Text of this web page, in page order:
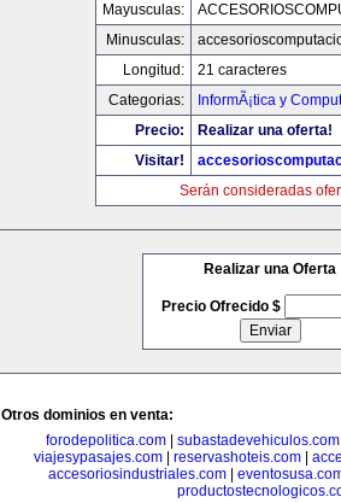
Mayusculas:
Minusculas:
Longitud:
21 caracteres
Categorias:
InformÃ¡tica y
Precio:
Realizar una oferta!
Visitar!
Serán consideradas
Realizar una Oferta
Precio Ofrecido $
Otros dominios en venta:
forodepolitica.com| subastadevehiculos.com
viajesypasajes.com
reservashoteis.com
accesoriosindustriales.com